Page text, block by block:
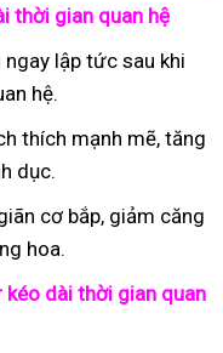
thời gian quan hệ
ngay lập tức sau khi
hệ.
thích mạnh mẽ, tăng
dục.
cơ bắp, giảm căng
hoa.
dài thời gian quan